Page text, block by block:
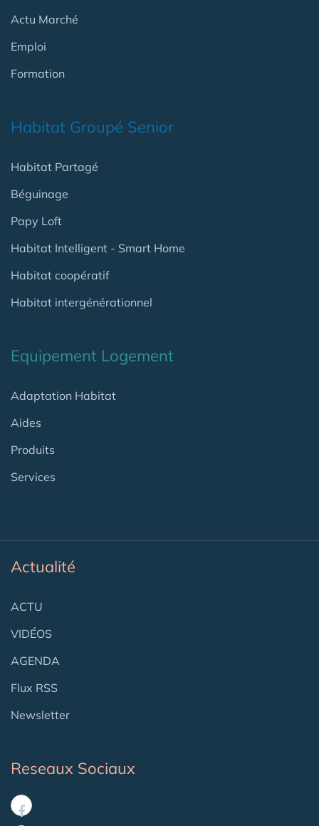
Actu Marché
Emploi
Formation
Habitat Groupé Senior
Habitat Partagé
Béguinage
Papy Loft
Habitat Intelligent - Smart Home
Habitat coopératif
Habitat intergénérationnel
Equipement Logement
Adaptation Habitat
Aides
Produits
Services
Actualité
ACTU
VIDÉOS
AGENDA
Flux RSS
Newsletter
Reseaux Sociaux